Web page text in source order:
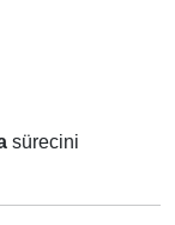
sürecini